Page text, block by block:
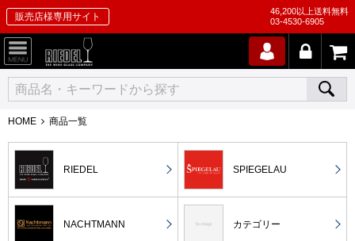
販売店様専用サイト
46,200以上送料無料
03-4530-6905
HOME 商品一覧
RIEDEL SPIEGELAU
NACHTMANN カテゴリー